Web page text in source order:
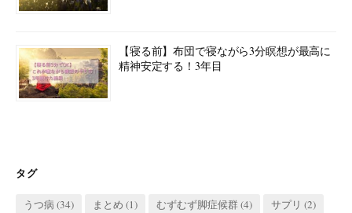
【寝る前】布団で寝ながら3分瞑想が最高に
精神安定する！3年目
タグ
うつ病 (34) まとめ (1) むずむず脚症候群(4) サプリ (2)